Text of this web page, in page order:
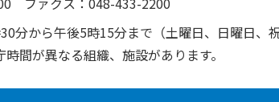
分から午後5時15分まで（土曜日、日曜日、
時間が異なる組織、施設があります。